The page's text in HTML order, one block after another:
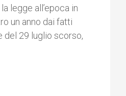
legge all’epoca in
un anno dai fatti
del 29 luglio scorso,